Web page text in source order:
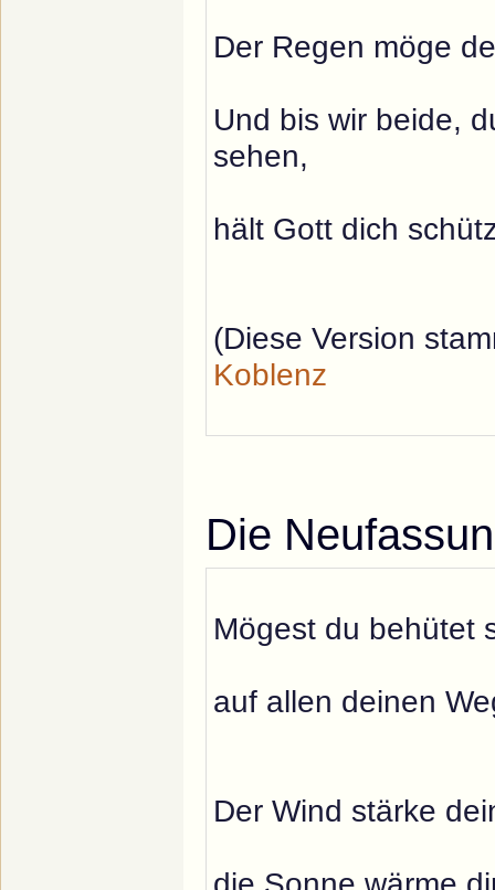
Der Regen möge
Und bis wir beide,
sehen,
hält Gott dich
(Diese Version
Koblenz
Die
Mögest du behütet
auf allen deinen
Der Wind stärke